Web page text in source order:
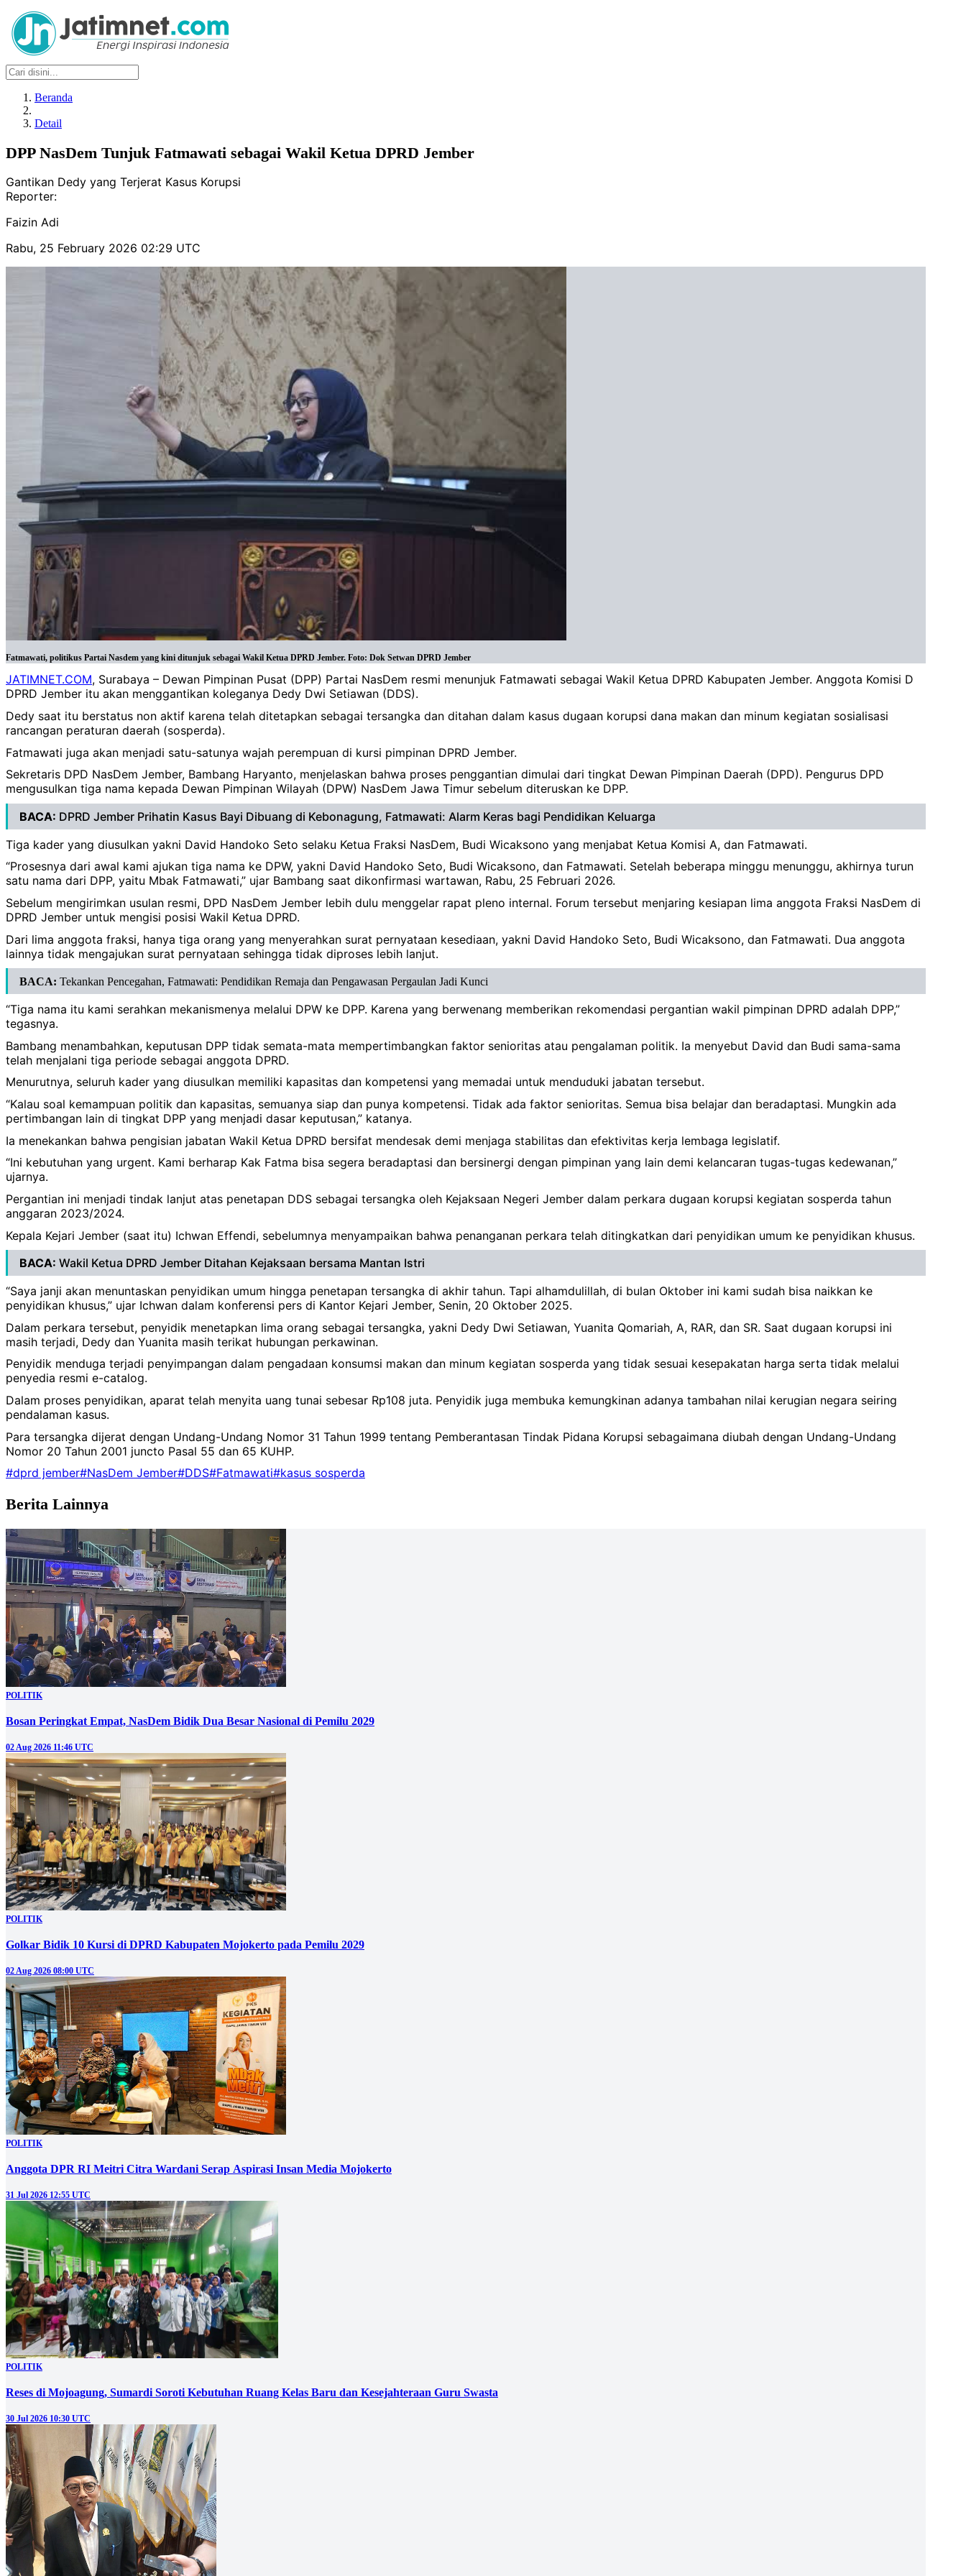
Beranda
Detail
DPP NasDem Tunjuk Fatmawati sebagai Wakil Ketua DPRD Jember
Gantikan Dedy yang Terjerat Kasus Korupsi
Reporter:
Faizin Adi
Rabu, 25 February 2026 02:29 UTC
Fatmawati, politikus Partai Nasdem yang kini ditunjuk sebagai Wakil Ketua DPRD Jember. Foto: Dok Setwan DPRD Jember
JATIMNET.COM, Surabaya – Dewan Pimpinan Pusat (DPP) Partai NasDem resmi menunjuk Fatmawati sebagai Wakil Ketua DPRD Kabupaten Jember. Anggota Komisi D
DPRD Jember itu akan menggantikan koleganya Dedy Dwi Setiawan (DDS).
Dedy saat itu berstatus non aktif karena telah ditetapkan sebagai tersangka dan ditahan dalam kasus dugaan korupsi dana makan dan minum kegiatan sosialisasi
rancangan peraturan daerah (sosperda).
Fatmawati juga akan menjadi satu-satunya wajah perempuan di kursi pimpinan DPRD Jember.
Sekretaris DPD NasDem Jember, Bambang Haryanto, menjelaskan bahwa proses penggantian dimulai dari tingkat Dewan Pimpinan Daerah (DPD). Pengurus DPD
mengusulkan tiga nama kepada Dewan Pimpinan Wilayah (DPW) NasDem Jawa Timur sebelum diteruskan ke DPP.
BACA: DPRD Jember Prihatin Kasus Bayi Dibuang di Kebonagung, Fatmawati: Alarm Keras bagi Pendidikan Keluarga
Tiga kader yang diusulkan yakni David Handoko Seto selaku Ketua Fraksi NasDem, Budi Wicaksono yang menjabat Ketua Komisi A, dan Fatmawati.
“Prosesnya dari awal kami ajukan tiga nama ke DPW, yakni David Handoko Seto, Budi Wicaksono, dan Fatmawati. Setelah beberapa minggu menunggu, akhirnya turun
satu nama dari DPP, yaitu Mbak Fatmawati,” ujar Bambang saat dikonfirmasi wartawan, Rabu, 25 Februari 2026.
Sebelum mengirimkan usulan resmi, DPD NasDem Jember lebih dulu menggelar rapat pleno internal. Forum tersebut menjaring kesiapan lima anggota Fraksi NasDem di
DPRD Jember untuk mengisi posisi Wakil Ketua DPRD.
Dari lima anggota fraksi, hanya tiga orang yang menyerahkan surat pernyataan kesediaan, yakni David Handoko Seto, Budi Wicaksono, dan Fatmawati. Dua anggota
lainnya tidak mengajukan surat pernyataan sehingga tidak diproses lebih lanjut.
BACA: Tekankan Pencegahan, Fatmawati: Pendidikan Remaja dan Pengawasan Pergaulan Jadi Kunci
“Tiga nama itu kami serahkan mekanismenya melalui DPW ke DPP. Karena yang berwenang memberikan rekomendasi pergantian wakil pimpinan DPRD adalah DPP,”
tegasnya.
Bambang menambahkan, keputusan DPP tidak semata-mata mempertimbangkan faktor senioritas atau pengalaman politik. Ia menyebut David dan Budi sama-sama
telah menjalani tiga periode sebagai anggota DPRD.
Menurutnya, seluruh kader yang diusulkan memiliki kapasitas dan kompetensi yang memadai untuk menduduki jabatan tersebut.
“Kalau soal kemampuan politik dan kapasitas, semuanya siap dan punya kompetensi. Tidak ada faktor senioritas. Semua bisa belajar dan beradaptasi. Mungkin ada
pertimbangan lain di tingkat DPP yang menjadi dasar keputusan,” katanya.
Ia menekankan bahwa pengisian jabatan Wakil Ketua DPRD bersifat mendesak demi menjaga stabilitas dan efektivitas kerja lembaga legislatif.
“Ini kebutuhan yang urgent. Kami berharap Kak Fatma bisa segera beradaptasi dan bersinergi dengan pimpinan yang lain demi kelancaran tugas-tugas kedewanan,”
ujarnya.
Pergantian ini menjadi tindak lanjut atas penetapan DDS sebagai tersangka oleh Kejaksaan Negeri Jember dalam perkara dugaan korupsi kegiatan sosperda tahun
anggaran 2023/2024.
Kepala Kejari Jember (saat itu) Ichwan Effendi, sebelumnya menyampaikan bahwa penanganan perkara telah ditingkatkan dari penyidikan umum ke penyidikan khusus.
BACA: Wakil Ketua DPRD Jember Ditahan Kejaksaan bersama Mantan Istri
“Saya janji akan menuntaskan penyidikan umum hingga penetapan tersangka di akhir tahun. Tapi alhamdulillah, di bulan Oktober ini kami sudah bisa naikkan ke
penyidikan khusus,” ujar Ichwan dalam konferensi pers di Kantor Kejari Jember, Senin, 20 Oktober 2025.
Dalam perkara tersebut, penyidik menetapkan lima orang sebagai tersangka, yakni Dedy Dwi Setiawan, Yuanita Qomariah, A, RAR, dan SR. Saat dugaan korupsi ini
masih terjadi, Dedy dan Yuanita masih terikat hubungan perkawinan.
Penyidik menduga terjadi penyimpangan dalam pengadaan konsumsi makan dan minum kegiatan sosperda yang tidak sesuai kesepakatan harga serta tidak melalui
penyedia resmi e-catalog.
Dalam proses penyidikan, aparat telah menyita uang tunai sebesar Rp108 juta. Penyidik juga membuka kemungkinan adanya tambahan nilai kerugian negara seiring
pendalaman kasus.
Para tersangka dijerat dengan Undang-Undang Nomor 31 Tahun 1999 tentang Pemberantasan Tindak Pidana Korupsi sebagaimana diubah dengan Undang-Undang
Nomor 20 Tahun 2001 juncto Pasal 55 dan 65 KUHP.
#dprd jember#NasDem Jember#DDS#Fatmawati#kasus sosperda
Berita Lainnya
POLITIK
Bosan Peringkat Empat, NasDem Bidik Dua Besar Nasional di Pemilu 2029
02 Aug 2026 11:46 UTC
POLITIK
Golkar Bidik 10 Kursi di DPRD Kabupaten Mojokerto pada Pemilu 2029
02 Aug 2026 08:00 UTC
POLITIK
Anggota DPR RI Meitri Citra Wardani Serap Aspirasi Insan Media Mojokerto
31 Jul 2026 12:55 UTC
POLITIK
Reses di Mojoagung, Sumardi Soroti Kebutuhan Ruang Kelas Baru dan Kesejahteraan Guru Swasta
30 Jul 2026 10:30 UTC